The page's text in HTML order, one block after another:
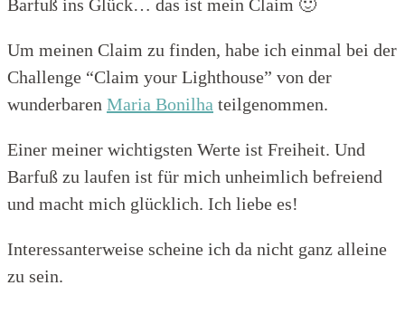
Barfuß ins Glück… das ist mein Claim 🙂
Um meinen Claim zu finden, habe ich einmal bei der
Challenge “Claim your Lighthouse” von der
wunderbaren Maria Bonilha teilgenommen.
Einer meiner wichtigsten Werte ist Freiheit. Und
Barfuß zu laufen ist für mich unheimlich befreiend
und macht mich glücklich. Ich liebe es!
Interessanterweise scheine ich da nicht ganz alleine
zu sein.